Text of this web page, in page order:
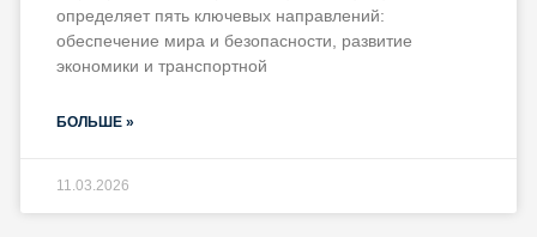
определяет пять ключевых направлений:
обеспечение мира и безопасности, развитие
экономики и транспортной
БОЛЬШЕ »
11.03.2026